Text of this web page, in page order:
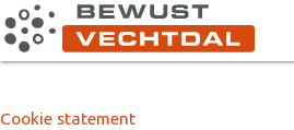
Cookie statement